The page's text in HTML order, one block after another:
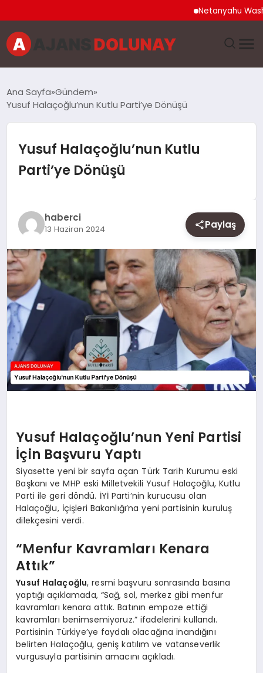
Netanyahu
EKONOMI
GENEL
MAGAZIN
SAĞLIK
SIYASET
SPOR
YAŞAM
Ana Sayfa Gündem
Yusuf Halaçoğlu’nun Kutlu Parti’ye Dönüşü
Yusuf Halaçoğlu’nun Kutlu
Parti’ye Dönüşü
haberci
13 Haziran 2024 Paylaş
Yusuf Halaçoğlu’nun Yeni Partisi
İçin Başvuru Yaptı
Siyasette yeni bir sayfa açan Türk Tarih Kurumu eski
Başkanı ve MHP eski Milletvekili Yusuf Halaçoğlu, Kutlu
Parti ile geri döndü. İYİ Parti’nin kurucusu olan
Halaçoğlu, İçişleri Bakanlığı’na yeni partisinin kuruluş
dilekçesini verdi.
“Menfur Kavramları Kenara
Attık”
Yusuf Halaçoğlu, resmi başvuru sonrasında basına
yaptığı açıklamada, “Sağ, sol, merkez gibi menfur
kavramları kenara attık. Batının empoze ettiği
kavramları benimsemiyoruz.” ifadelerini kullandı.
Partisinin Türkiye’ye faydalı olacağına inandığını
belirten Halaçoğlu, geniş katılım ve vatanseverlik
vurgusuyla partisinin amacını açıkladı.